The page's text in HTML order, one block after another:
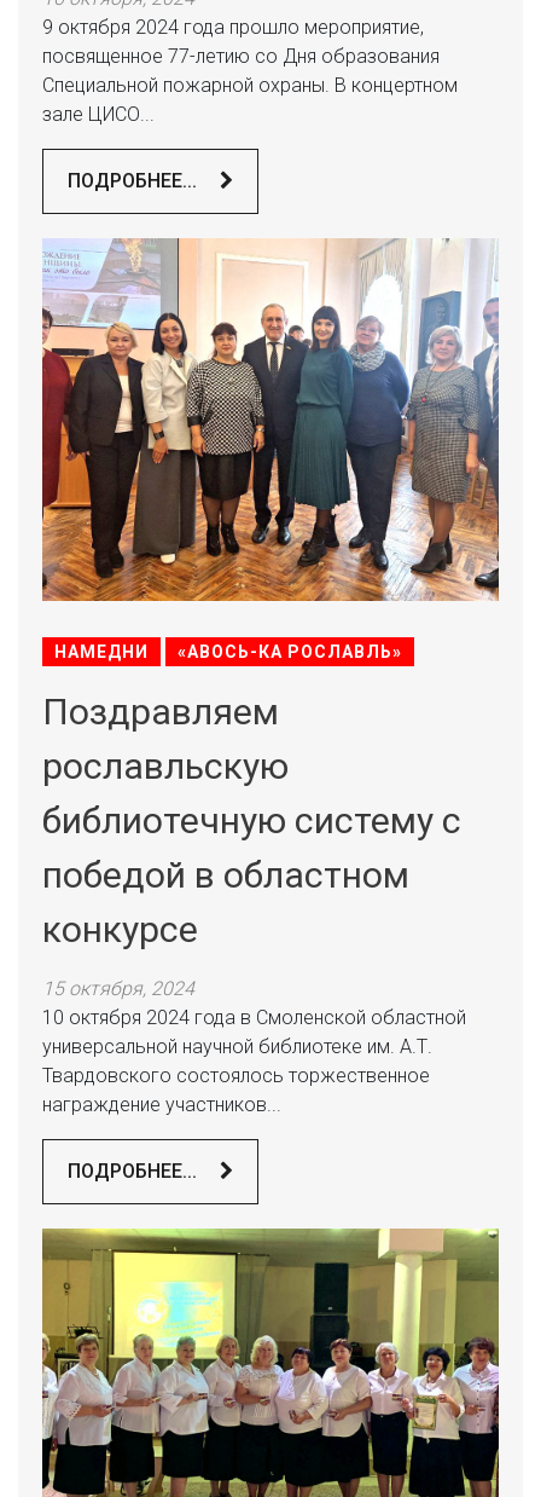
9 октября 2024 года прошло мероприятие,
посвященное 77-летию со Дня образования
Специальной пожарной охраны. В концертном
зале ЦИСО...
ПОДРОБНЕЕ...
НАМЕДНИ «АВОСЬ-КА РОСЛАВЛЬ»
Поздравляем
рославльскую
библиотечную систему с
победой в областном
конкурсе
15 октября, 2024
10 октября 2024 года в Смоленской областной
универсальной научной библиотеке им. А.Т.
Твардовского состоялось торжественное
награждение участников...
ПОДРОБНЕЕ...